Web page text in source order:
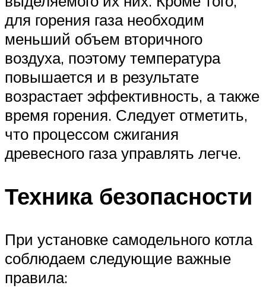
для горения газа необходим
меньший объем вторичного
воздуха, поэтому температура
повышается и в результате
возрастает эффективность, а также
время горения. Следует отметить,
что процессом сжигания
древесного газа управлять легче.
Техника безопасности
При установке самодельного котла
соблюдаем следующие важные
правила: